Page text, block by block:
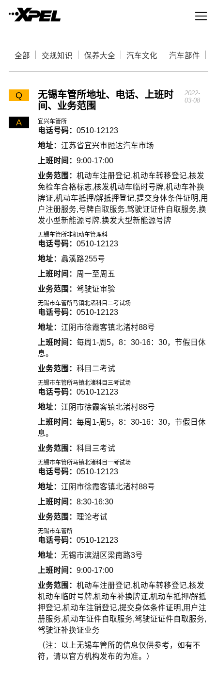
全部 交规知识 保养大全 汽车文化 汽车部件
Q
无锡车管所地址、电话、上班时
间、业务范围
2022-
03-08
A 宜兴车管所
电话号码： 0510-12123
地址： 江苏省宜兴市融达汽车市场
上班时间： 9:00-17:00
业务范围： 机动车注册登记,机动车转移登记,核发
免检车合格标志,核发机动车临时号牌,机动车补换
牌证,机动车抵押/解抵押登记,提交身体条件证明,用
户注册服务,号牌自取服务,驾驶证证件自取服务,换
发小型新能源号牌,换发大型新能源号牌
无锡车管所非机动车管理科
电话号码： 0510-12123
地址： 蠡溪路255号
上班时间： 周一至周五
业务范围： 驾驶证审验
无锡市车管所马镇北渚科目二考试场
电话号码： 0510-12123
地址： 江阴市徐霞客镇北渚村88号
上班时间： 每周1-周5，8：30-16：30，节假日休
息。
业务范围： 科目二考试
无锡市车管所马镇北渚科目三考试场
电话号码： 0510-12123
地址： 江阴市徐霞客镇北渚村88号
上班时间： 每周1-周5，8：30-16：30，节假日休
息。
业务范围： 科目三考试
无锡市车管所马镇北渚科目一考试场
电话号码： 0510-12123
地址： 江阴市徐霞客镇北渚村88号
上班时间： 8:30-16:30
业务范围： 理论考试
无锡市车管所
电话号码： 0510-12123
地址： 无锡市滨湖区梁南路3号
上班时间： 9:00-17:00
业务范围： 机动车注册登记,机动车转移登记,核发
机动车临时号牌,机动车补换牌证,机动车抵押/解抵
押登记,机动车注销登记,提交身体条件证明,用户注
册服务,机动车证件自取服务,驾驶证证件自取服务,
驾驶证补换证业务
（注：以上无锡车管所的信息仅供参考，如有不
符，请以官方机构发布的为准。）